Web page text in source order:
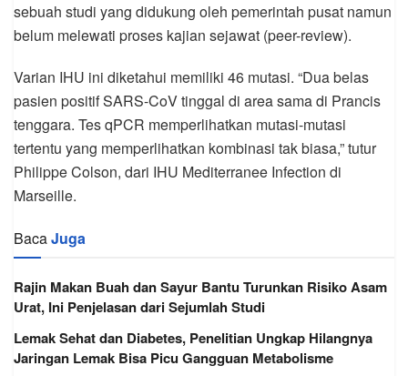
sebuah studi yang didukung oleh pemerintah pusat namun
belum melewati proses kajian sejawat (peer-review).
Varian IHU ini diketahui memiliki 46 mutasi. “Dua belas
pasien positif SARS-CoV tinggal di area sama di Prancis
tenggara. Tes qPCR memperlihatkan mutasi-mutasi
tertentu yang memperlihatkan kombinasi tak biasa,” tutur
Philippe Colson, dari IHU Mediterranee Infection di
Marseille.
BacaJuga
Rajin Makan Buah dan Sayur Bantu Turunkan Risiko Asam
Urat, Ini Penjelasan dari Sejumlah Studi
Lemak Sehat dan Diabetes, Penelitian Ungkap Hilangnya
Jaringan Lemak Bisa Picu Gangguan Metabolisme